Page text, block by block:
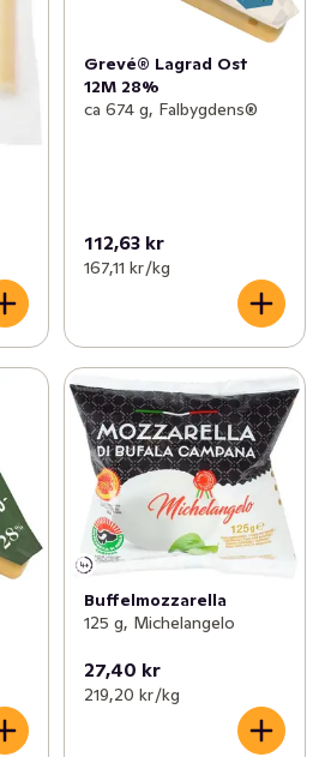
Grevé® Lagrad Ost
12M 28%
ca 674 g, Falbygdens®
112,63 kr
167,11 kr /kg
Buffelmozzarella
125 g, Michelangelo
27,40 kr
219,20 kr /kg